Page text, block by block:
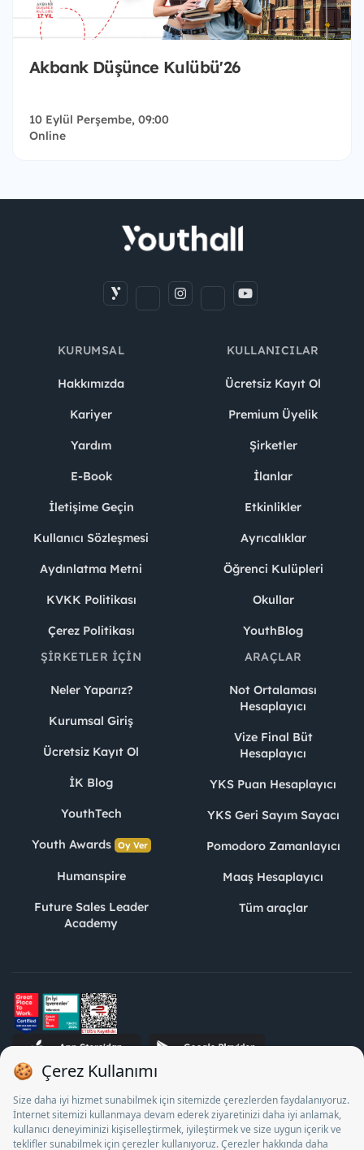
Akbank Düşünce Kulübü'26
10 Eylül Perşembe, 09:00
Online
KURUMSAL
Hakkımızda
Kariyer
Yardım
E-Book
İletişime Geçin
Kullanıcı Sözleşmesi
Aydınlatma Metni
KVKK Politikası
Çerez Politikası
KULLANICILAR
Ücretsiz Kayıt Ol
Premium Üyelik
Şirketler
İlanlar
Etkinlikler
Ayrıcalıklar
Öğrenci Kulüpleri
Okullar
YouthBlog
ŞIRKETLER İÇIN
Neler Yaparız?
Kurumsal Giriş
Ücretsiz Kayıt Ol
İK Blog
YouthTech
Youth Awards Oy Ver
Humanspire
Future Sales Leader
Academy
ARAÇLAR
Not Ortalaması
Hesaplayıcı
Vize Final Büt
Hesaplayıcı
YKS Puan Hesaplayıcı
YKS Geri Sayım Sayacı
Pomodoro Zamanlayıcı
Maaş Hesaplayıcı
Tüm araçlar
STJ İnsan Kaynakları Bilişim ve Danışmanlık A.Ş. Özel İstihdam
Bürosu Olarak 13/05/2025 - 12/05/2028 tarihleri arasında
faaliyette bulunmak üzere, Türkiye İş Kurumu tarafından